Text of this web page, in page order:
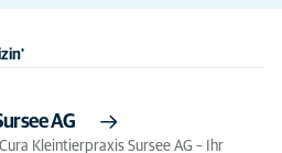
AG
Kleintierpraxis Sursee AG – Ihr